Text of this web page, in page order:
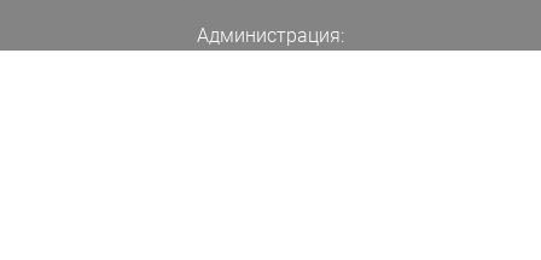
Администрация: